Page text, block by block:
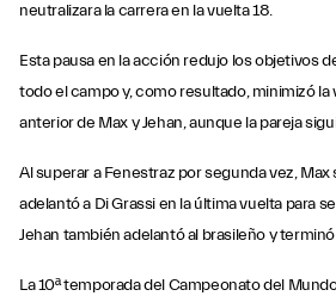
neutralizara la carrera en la vuelta 18.
Esta pausa en la acción redujo los objetivos
todo el campo y, como resultado, minimizó
anterior de Max y Jehan, aunque la pareja
Al superar a Fenestraz por segunda vez,
adelantó a Di Grassi en la última vuelta para
Jehan también adelantó al brasileño y terminó
La 10ª temporada del Campeonato del